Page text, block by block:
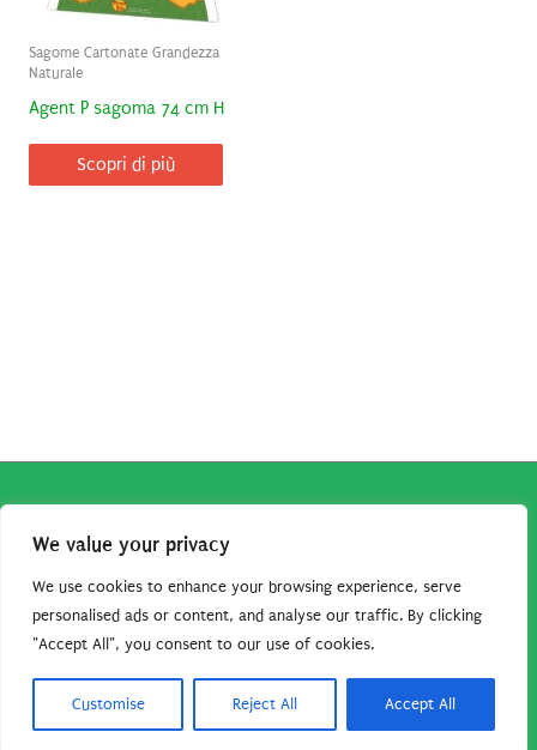
We value your privacy
We use cookies to enhance your browsing experience, serve
personalised ads or content, and analyse our traffic. By clicking
"Accept All", you consent to our use of cookies.
Customise Reject All Accept All
Sagome Cartonate Grandezza
Naturale
Agent P sagoma 74 cm H
Scopri di più
associato Amazon percepisce dei ricavi da acquisti idonei.
Tutti i guadagni sono direttamente reinvestiti in questo sito
per continuare a condividere tutorial e risorse per gli amanti
dei cartoon. Grazie per il vostro sostegno!
Barbara Basso - P. Iva 09792641004